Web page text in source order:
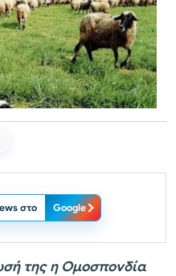
στο Google
της η Ομοσπονδία